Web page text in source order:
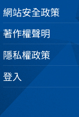
網站安全政策
著作權聲明
隱私權政策
登入